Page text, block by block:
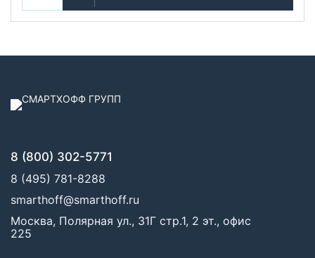
8 (800) 302-5771
8 (495) 781-8288
smarthoff@smarthoff.ru
Москва, Полярная ул., 31Г стр.1, 2 эт., офис
225